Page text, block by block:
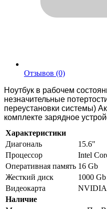
Отзывов (0)
Ноутбук в рабочем
незначительные
переустановки системы)
комплекте зарядное
Характеристики
Диагональ
15.6"
Процессор
Intel
Оперативная память 16 Gb
Жесткий диск
1000
Видеокарта
NVIDIA
Наличие